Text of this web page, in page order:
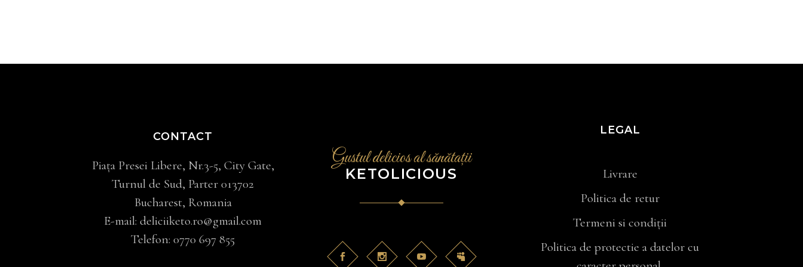
CONTACT
Piața Presei Libere, Nr.3-5, City Gate,
Turnul de Sud, Parter 013702
Bucharest, Romania
E-mail:deliciiketo.ro@gmail.com
Telefon:0770 697 855
Gustul delicios al sănătații
KETOLICIOUS
LEGAL
Livrare
Politica de retur
Termeni si condiții
Politica de protectie a datelor cu